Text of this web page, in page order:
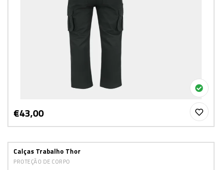
€43,00
Calças Trabalho Thor
PROTEÇÃO DE CORPO